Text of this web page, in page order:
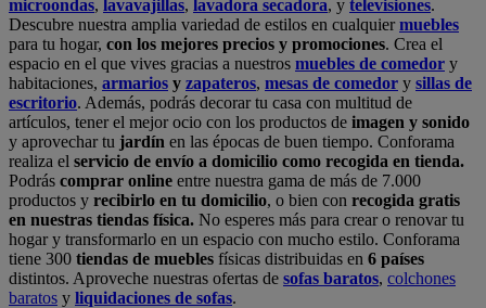
microondas, lavavajillas, lavadora secadora, y televisiones.
Descubre nuestra amplia variedad de estilos en cualquiermuebles
para tu hogar, con los mejores precios y promociones. Crea el
espacio en el que vives gracias a nuestros muebles de comedor y
habitaciones, armarios y zapateros, mesas de comedor y sillas de
escritorio. Además, podrás decorar tu casa con multitud de
artículos, tener el mejor ocio con los productos de imagen y sonido
y aprovechar tu jardín en las épocas de buen tiempo. Conforama
realiza el servicio de envío a domicilio como recogida en tienda.
Podrás comprar online entre nuestra gama de más de 7.000
productos y recibirlo en tu domicilio, o bien con recogida gratis
en nuestras tiendas física. No esperes más para crear o renovar tu
hogar y transformarlo en un espacio con mucho estilo. Conforama
tiene 300 tiendas de muebles físicas distribuidas en 6 países
distintos. Aproveche nuestras ofertas de sofas baratos, colchones
baratos y liquidaciones de sofas.